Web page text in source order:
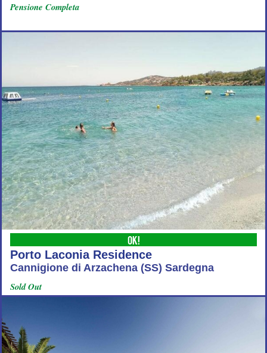
Pensione Completa
OK!
Porto Laconia Residence
Cannigione di Arzachena (SS) Sardegna
Sold Out